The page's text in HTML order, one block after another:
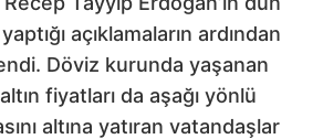
açıklamaların ardından
Döviz kurunda yaşanan
fiyatları da aşağı yönlü
altına yatıran vatandaşlar